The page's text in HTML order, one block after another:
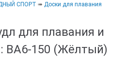
СПОРТ ➠ Доски для плавания
для плавания и
BA6-150 (Жёлтый)